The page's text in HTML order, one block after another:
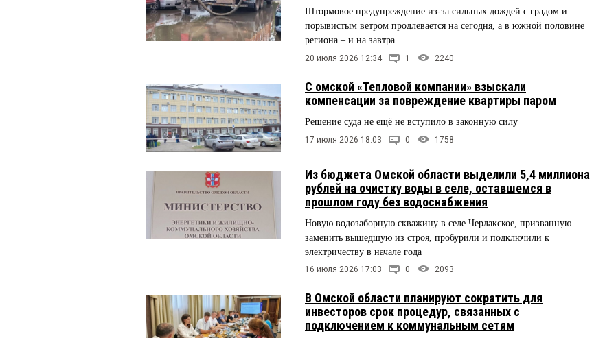
Штормовое предупреждение из-за сильных дождей с градом и
порывистым ветром продлевается на сегодня, а в южной половине
региона – и на завтра
20 июля 2026 12:34 1 2240
С омской «Тепловой компании» взыскали
компенсации за повреждение квартиры паром
Решение суда не ещё не вступило в законную силу
17 июля 2026 18:03 0 1758
Из бюджета Омской области выделили 5,4 миллиона
рублей на очистку воды в селе, оставшемся в
прошлом году без водоснабжения
Новую водозаборную скважину в селе Черлакское, призванную
заменить вышедшую из строя, пробурили и подключили к
электричеству в начале года
16 июля 2026 17:03 0 2093
В Омской области планируют сократить для
инвесторов срок процедур, связанных с
подключением к коммунальным сетям